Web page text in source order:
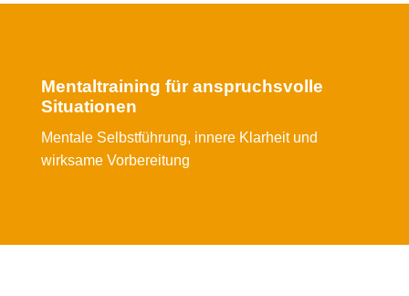
Mentaltraining für anspruchsvolle
Situationen
Mentale Selbstführung, innere Klarheit und
wirksame Vorbereitung